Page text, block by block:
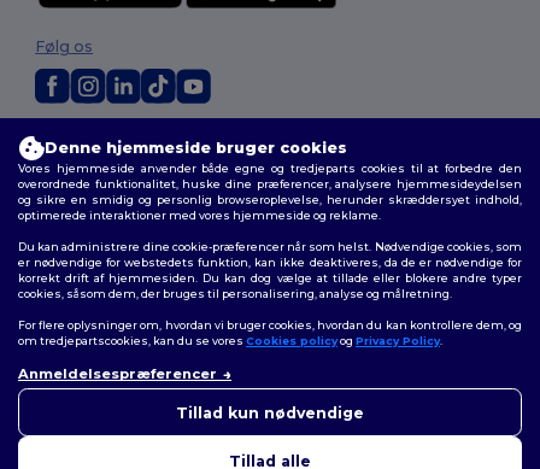
2026. Alle rettigheder forbeholdes
Vilkår og Betingelser
|Tilpasset politik | Fortrolighedspolitik| Politik for
cookies|Sitemap
Følg os
Denne hjemmeside bruger cookies
Vores hjemmeside anvender både egne og tredjeparts cookies til at forbedre den
overordnede funktionalitet, huske dine præferencer, analysere hjemmesideydelsen
og sikre en smidig og personlig browseroplevelse, herunder skræddersyet indhold,
optimerede interaktioner med vores hjemmeside og reklame.
Du kan administrere dine cookie-præferencer når som helst. Nødvendige cookies, som
er nødvendige for webstedets funktion, kan ikke deaktiveres, da de er nødvendige for
korrekt drift af hjemmesiden. Du kan dog vælge at tillade eller blokere andre typer
cookies, såsom dem, der bruges til personalisering, analyse og målretning.
For flere oplysninger om, hvordan vi bruger cookies, hvordan du kan kontrollere dem, og
om tredjepartscookies, kan du se vores Cookies policyog Privacy Policy.
Anmeldelsespræferencer
Tillad kun nødvendige
Tillad alle